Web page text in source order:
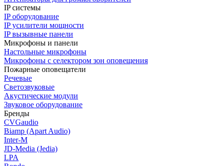
IP системы
IP оборудование
IP усилители мощности
IP вызывные панели
Микрофоны и панели
Настольные микрофоны
Микрофоны с селектором зон оповещения
Пожарные оповещатели
Речевые
Светозвуковые
Акустические модули
Звуковое оборудование
Бренды
CVGaudio
Biamp (Apart Audio)
Inter-M
JD-Media (Jedia)
LPA